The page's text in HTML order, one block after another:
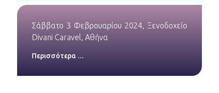
Σάββατο 3 Φεβρουαρίου 2024, Ξενοδοχείο
Divani Caravel, Αθήνα
Περισσότερα …